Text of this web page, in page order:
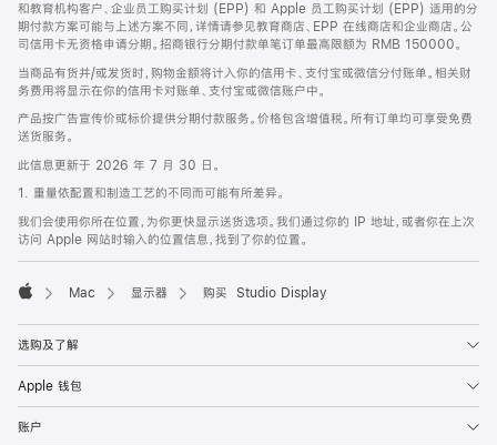
和教育机构客户、企业员工购买计划 (EPP) 和 Apple 员工购买计划 (EPP) 适用的分
期付款方案可能与上述方案不同，详情请参见教育商店、EPP 在线商店和企业商店。公
司信用卡无资格申请分期。招商银行分期付款单笔订单最高限额为 RMB 150000。
当商品有货并/或发货时，购物金额将计入你的信用卡、支付宝或微信分付账单。相关财
务费用将显示在你的信用卡对账单、支付宝或微信账户中。
产品按广告宣传价或标价提供分期付款服务。价格包含增值税。所有订单均可享受免费
送货服务。
此信息更新于 2026 年 7 月 30 日。
1. 重量依配置和制造工艺的不同而可能有所差异。
我们会使用你所在位置，为你更快显示送货选项。我们通过你的 IP 地址，或者你在上次
访问 Apple 网站时输入的位置信息，找到了你的位置。
Mac 显示器 购买 Studio Display
选购及了解
Apple 钱包
账户